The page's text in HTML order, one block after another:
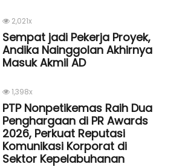
2,021x
Sempat jadi Pekerja Proyek,
Andika Nainggolan Akhirnya
Masuk Akmil AD
1,398x
PTP Nonpetikemas Raih Dua
Penghargaan di PR Awards
2026, Perkuat Reputasi
Komunikasi Korporat di
Sektor Kepelabuhanan